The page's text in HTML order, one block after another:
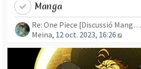
Manga
Re: One Piece [Discussió Mang…
Meina, 12 oct. 2023, 16:26